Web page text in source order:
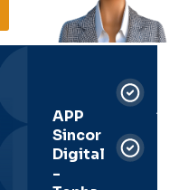
APP
Sincor
Digital
-